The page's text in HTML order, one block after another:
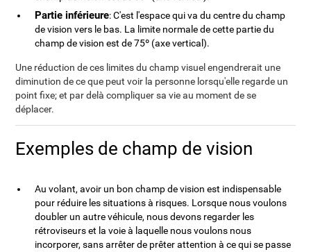
Partie inférieure: C'est l'espace qui va du centre du champ
de vision vers le bas. La limite normale de cette partie du
champ de vision est de 75º (axe vertical).
Une réduction de ces limites du champ visuel engendrerait une
diminution de ce que peut voir la personne lorsqu'elle regarde un
point fixe; et par delà compliquer sa vie au moment de se
déplacer.
Exemples de champ de vision
Au volant, avoir un bon champ de vision est indispensable
pour réduire les situations à risques. Lorsque nous voulons
doubler un autre véhicule, nous devons regarder les
rétroviseurs et la voie à laquelle nous voulons nous
incorporer, sans arrêter de prêter attention à ce qui se passe